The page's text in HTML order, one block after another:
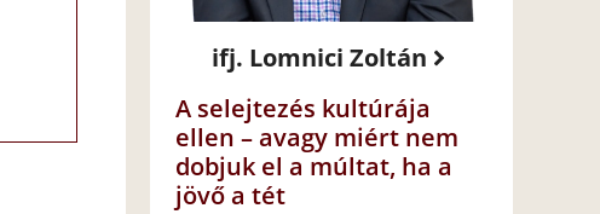
ifj. Lomnici Zoltán
A selejtezés kultúrája
ellen – avagy miért nem
dobjuk el a múltat, ha a
jövő a tét